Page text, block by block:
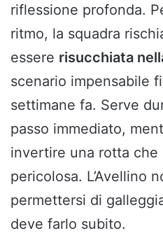
riflessione profonda.
ritmo, la squadra
essere risucchiata
scenario impensabile
settimane fa. Serve
passo immediato,
invertire una rotta che
pericolosa. L’Avellino
permettersi di
deve farlo subito.